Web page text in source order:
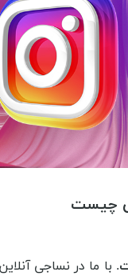
چیست
. با ما در نساجی